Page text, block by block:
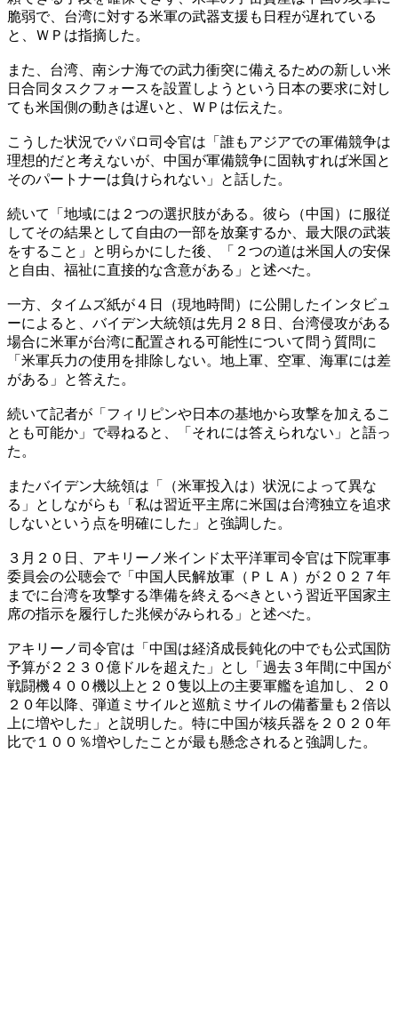
脆弱で、台湾に対する米軍の武器支援も日程が遅れている
と、ＷＰは指摘した。
また、台湾、南シナ海での武力衝突に備えるための新しい米
日合同タスクフォースを設置しようという日本の要求に対し
ても米国側の動きは遅いと、ＷＰは伝えた。
こうした状況でパパロ司令官は「誰もアジアでの軍備競争は
理想的だと考えないが、中国が軍備競争に固執すれば米国と
そのパートナーは負けられない」と話した。
続いて「地域には２つの選択肢がある。彼ら（中国）に服従
してその結果として自由の一部を放棄するか、最大限の武装
をすること」と明らかにした後、「２つの道は米国人の安保
と自由、福祉に直接的な含意がある」と述べた。
一方、タイムズ紙が４日（現地時間）に公開したインタビュ
ーによると、バイデン大統領は先月２８日、台湾侵攻がある
場合に米軍が台湾に配置される可能性について問う質問に
「米軍兵力の使用を排除しない。地上軍、空軍、海軍には差
がある」と答えた。
続いて記者が「フィリピンや日本の基地から攻撃を加えるこ
とも可能か」で尋ねると、「それには答えられない」と語っ
た。
またバイデン大統領は「（米軍投入は）状況によって異な
る」としながらも「私は習近平主席に米国は台湾独立を追求
しないという点を明確にした」と強調した。
３月２０日、アキリーノ米インド太平洋軍司令官は下院軍事
委員会の公聴会で「中国人民解放軍（ＰＬＡ）が２０２７年
までに台湾を攻撃する準備を終えるべきという習近平国家主
席の指示を履行した兆候がみられる」と述べた。
アキリーノ司令官は「中国は経済成長鈍化の中でも公式国防
予算が２２３０億ドルを超えた」とし「過去３年間に中国が
戦闘機４００機以上と２０隻以上の主要軍艦を追加し、２０
２０年以降、弾道ミサイルと巡航ミサイルの備蓄量も２倍以
上に増やした」と説明した。特に中国が核兵器を２０２０年
比で１００％増やしたことが最も懸念されると強調した。